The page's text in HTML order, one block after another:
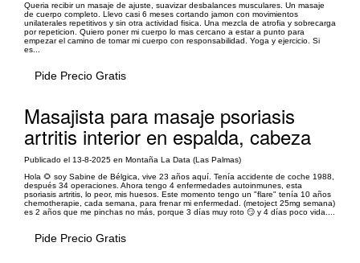
Queria recibir un masaje de ajuste, suavizar desbalances musculares. Un masaje
de cuerpo completo. Llevo casi 6 meses cortando jamon con movimientos
unilaterales repetitivos y sin otra actividad fisica. Una mezcla de atrofia y sobrecarga
por repeticion. Quiero poner mi cuerpo lo mas cercano a estar a punto para
empezar el camino de tomar mi cuerpo con responsabilidad. Yoga y ejercicio. Si
es...
Pide Precio Gratis
Masajista para masaje psoriasis
artritis interior en espalda, cabeza
Publicado el 13-8-2025 en Montaña La Data (Las Palmas)
Hola 🌻 soy Sabine de Bélgica, vive 23 años aquí. Tenía accidente de coche 1988,
después 34 operaciones. Ahora tengo 4 enfermedades autoinmunes, esta
psoriasis artritis, lo peor, mis huesos. Este momento tengo un "flare" tenía 10 años
chemotherapie, cada semana, para frenar mi enfermedad. (metoject 25mg semana)
es 2 años que me pinchas no más, porque 3 días muy roto 😏 y 4 días poco vida....
Pide Precio Gratis